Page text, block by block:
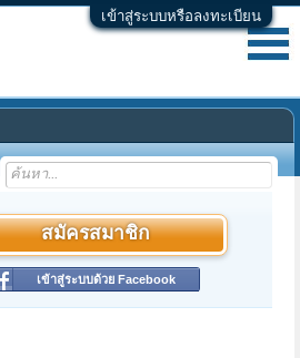
เข้าสู่ระบบหรือลงทะเบียน
สมัครสมาชิก
เข้าสู่ระบบด้วย Facebook